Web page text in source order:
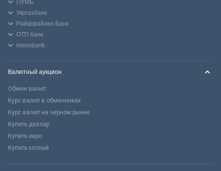
ПУМБ
Укргазбанк
Райффайзен Банк
ОТП банк
monobank
Валютный аукцион
Обмен валют
Курс валют в обменниках
Курс валют на черном рынке
Купить доллар
Купить евро
Купить злотый